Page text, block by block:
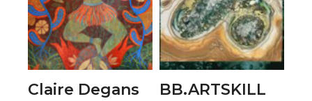
Statut / Organisation
Adresse email*
Nom
Prénom
Claire Degans BB.ARTSKILL